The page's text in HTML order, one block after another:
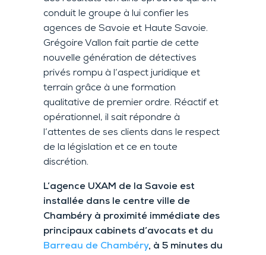
conduit le groupe à lui confier les
agences de Savoie et Haute Savoie.
Grégoire Vallon fait partie de cette
nouvelle génération de détectives
privés rompu à l’aspect juridique et
terrain grâce à une formation
qualitative de premier ordre. Réactif et
opérationnel, il sait répondre à
l’attentes de ses clients dans le respect
de la législation et ce en toute
discrétion.
L’agence UXAM de la Savoie est
installée dans le centre ville de
Chambéry à proximité immédiate des
principaux cabinets d’avocats et du
Barreau de Chambéry, à 5 minutes du